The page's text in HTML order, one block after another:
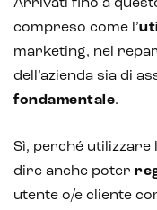
Arrivati fino a
compreso come l’
marketing, nel
dell’azienda sia di
fondamentale.
Sì, perché utilizzare
dire anche poter
utente o/e cliente